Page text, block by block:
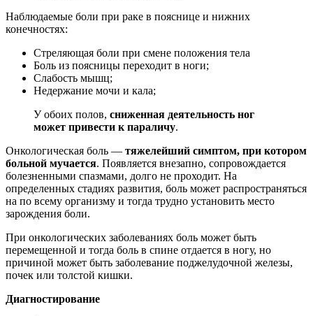
Наблюдаемые боли при раке в пояснице и нижних
конечностях:
Стреляющая боли при смене положения тела
Боль из поясницы переходит в ноги;
Слабость мышц;
Недержание мочи и кала;
У обоих полов, сниженная деятельность ног
может привести к параличу.
Онкологическая боль — тяжелейший симптом, при котором
больной мучается. Появляется внезапно, сопровождается
болезненными спазмами, долго не проходит. На
определенных стадиях развития, боль может распространяться
на по всему организму и тогда трудно установить место
зарождения боли.
При онкологических заболеваниях боль может быть
перемещенной и тогда боль в спине отдается в ногу, но
причиной может быть заболевание поджелудочной железы,
почек или толстой кишки.
Диагностирование